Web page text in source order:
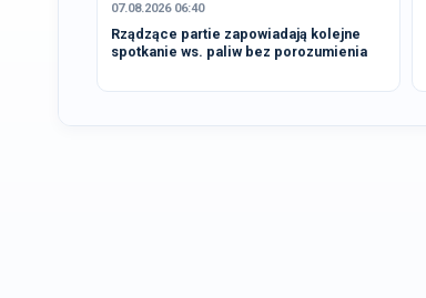
07.08.2026 06:40
Rządzące partie zapowiadają kolejne
spotkanie ws. paliw bez porozumienia